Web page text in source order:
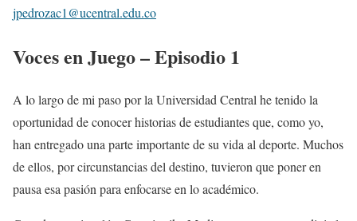
jpedrozac1@ucentral.edu.co
Voces en Juego – Episodio 1
A lo largo de mi paso por la Universidad Central he tenido la
oportunidad de conocer historias de estudiantes que, como yo,
han entregado una parte importante de su vida al deporte. Muchos
de ellos, por circunstancias del destino, tuvieron que poner en
pausa esa pasión para enfocarse en lo académico.